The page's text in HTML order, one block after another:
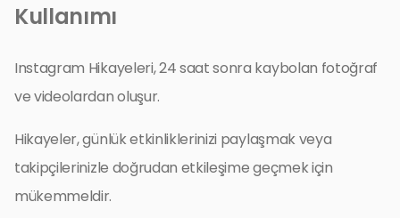
Kullanımı
Instagram Hikayeleri, 24 saat sonra kaybolan fotoğraf
ve videolardan oluşur.
Hikayeler, günlük etkinliklerinizi paylaşmak veya
takipçilerinizle doğrudan etkileşime geçmek için
mükemmeldir.